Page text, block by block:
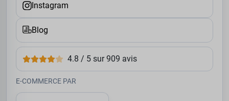
Instagram
Blog
4.8 / 5 sur 909 avis
E-COMMERCE PAR